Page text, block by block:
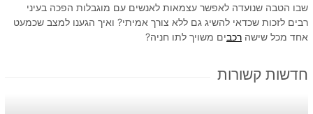
שבו הטבה שנועדה לאפשר עצמאות לאנשים עם מוגבלות הפכה בעיני
רבים לזכות שכדאי להשיג גם ללא צורך אמיתי? ואיך הגענו למצב שכמעט
אחד מכל שישה רכבים משויך לתו חניה?
חדשות קשורות